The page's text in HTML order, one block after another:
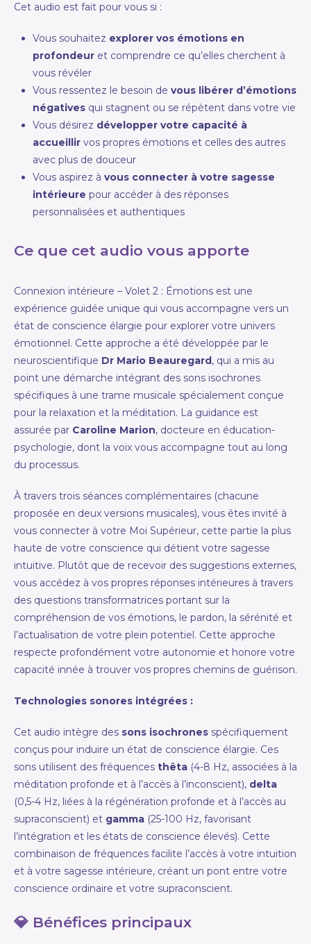
Cet audio est fait pour vous si :
Vous souhaitez explorer vos émotions en
profondeur et comprendre ce qu’elles cherchent à
vous révéler
Vous ressentez le besoin de vous libérer d’émotions
négatives qui stagnent ou se répètent dans votre vie
Vous désirez développer votre capacité à
accueillir vos propres émotions et celles des autres
avec plus de douceur
Vous aspirez à vous connecter à votre sagesse
intérieure pour accéder à des réponses
personnalisées et authentiques
Ce que cet audio vous apporte
Connexion intérieure – Volet 2 : Émotions est une
expérience guidée unique qui vous accompagne vers un
état de conscience élargie pour explorer votre univers
émotionnel. Cette approche a été développée par le
neuroscientifique Dr Mario Beauregard, qui a mis au
point une démarche intégrant des sons isochrones
spécifiques à une trame musicale spécialement conçue
pour la relaxation et la méditation. La guidance est
assurée par Caroline Marion, docteure en éducation-
psychologie, dont la voix vous accompagne tout au long
du processus.
À travers trois séances complémentaires (chacune
proposée en deux versions musicales), vous êtes invité à
vous connecter à votre Moi Supérieur, cette partie la plus
haute de votre conscience qui détient votre sagesse
intuitive. Plutôt que de recevoir des suggestions externes,
vous accédez à vos propres réponses intérieures à travers
des questions transformatrices portant sur la
compréhension de vos émotions, le pardon, la sérénité et
l’actualisation de votre plein potentiel. Cette approche
respecte profondément votre autonomie et honore votre
capacité innée à trouver vos propres chemins de guérison.
Technologies sonores intégrées :
Cet audio intègre des sons isochrones spécifiquement
conçus pour induire un état de conscience élargie. Ces
sons utilisent des fréquences thêta (4-8 Hz, associées à la
méditation profonde et à l’accès à l’inconscient), delta
(0,5-4 Hz, liées à la régénération profonde et à l’accès au
supraconscient) et gamma (25-100 Hz, favorisant
l’intégration et les états de conscience élevés). Cette
combinaison de fréquences facilite l’accès à votre intuition
et à votre sagesse intérieure, créant un pont entre votre
conscience ordinaire et votre supraconscient.
💎 Bénéfices principaux